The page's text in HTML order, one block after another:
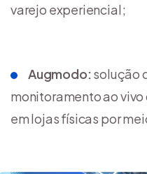
varejo experiencial;
Augmodo: solução
monitoramento ao
em lojas físicas por